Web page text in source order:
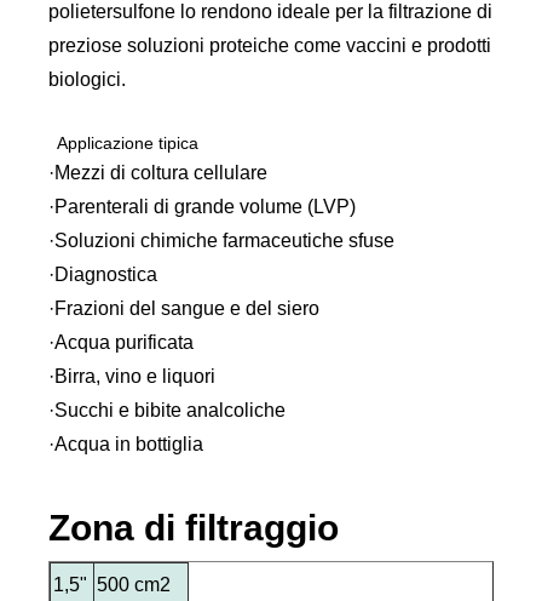
polietersulfone lo rendono ideale per la filtrazione di
preziose soluzioni proteiche come vaccini e prodotti
biologici.
Applicazione tipica
·Mezzi di coltura cellulare
·Parenterali di grande volume (LVP)
·Soluzioni chimiche farmaceutiche sfuse
·Diagnostica
·Frazioni del sangue e del siero
·Acqua purificata
·Birra, vino e liquori
·Succhi e bibite analcoliche
·Acqua in bottiglia
Zona di filtraggio
1,5" 500 cm2